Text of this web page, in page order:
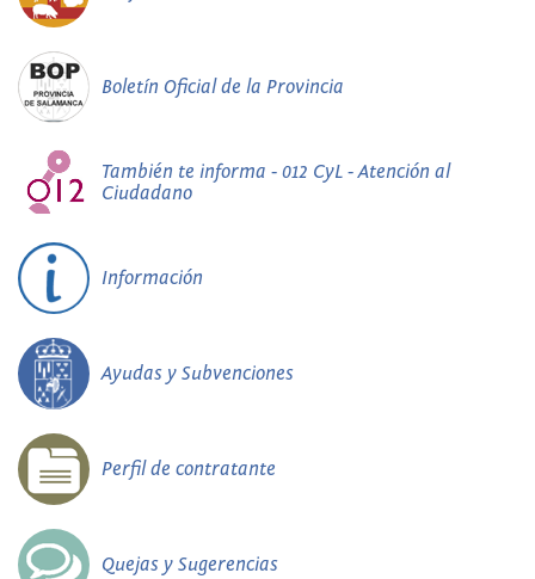
Boletín Oficial de la Provincia
También te informa - 012 CyL - Atención al
Ciudadano
Información
Ayudas y Subvenciones
Perfil de contratante
Quejas y Sugerencias